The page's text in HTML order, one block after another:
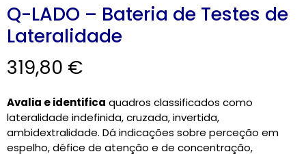
Catálogos
Q-LADO – Bateria de Testes de
Lateralidade
319,80 €
Avalia e identifica quadros classificados como
lateralidade indefinida, cruzada, invertida,
ambidextralidade. Dá indicações sobre perceção em
espelho, défice de atenção e de concentração,